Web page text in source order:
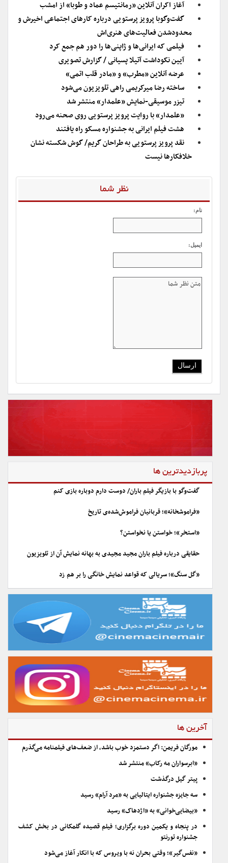
آغاز اکران آنلاین «رمانتیسم عماد و طوبا» از امشب
گفت‌و‌گوبا پرویز پرستویی درباره کارهای اجتماعی اخیرش و
محدود‌شدن فعالیت‌های هنری‌اش
فیلمی که ایرانی‌ها و ژاپنی‌ها را دور هم جمع کرد
آیین نکوداشت آتیلا پسیانی / گزارش تصویری
عرضه آنلاین «مطرب» و «مادر قلب اتمی»
ساخته رضا میرکریمی راهی تلویزیون می‌شود
تیزر موسیقی-نمایش «علمدار» منتشر شد
«علمدار» با روایت پرویز پرستویی روی صحنه می‌رود
هشت فیلم ایرانی به جشنواره مسکو راه یافتند
نقد پرویز پرستویی به طراحان گریم/ گوش شکسته نشان
خلافکارها نیست
نظر شما
نام:
ایمیل:
پربازدیدترین ها
گفت‌وگو با بازیگر فیلم باران/ دوست دارم دوباره بازی کنم
«فراموشخانه»؛ قربانیان فراموش‌شده‌ی تاریخ
«استخر»؛ خواستن یا نخواستن؟
حقایقی درباره فیلم باران مجید مجیدی به بهانه نمایش آن از تلویزیون
«گل سنگ»؛ سریالی که قواعد نمایش خانگی را بر هم زد
آخرین ها
مورگان فریمن: اگر دستمزد خوب باشد، از ضعف‌های فیلمنامه می‌گذرم
«ابرسواران مه رکاب» منتشر شد
پیتر گیل درگذشت
سه جایزه جشنواره ایتالیایی به «مرد آرام» رسید
«بیضایی‌خوانی» به «اژدهاک» رسید
در پنجاه و یکمین دوره برگزاری؛ فیلم قصیده گلمکانی در بخش کشف
جشنواره تورنتو
«نفس‌گیر»؛ وقتی بحران نه با ویروس که با انکار آغاز می‌شود